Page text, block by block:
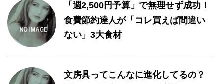
「週2,500円予算」で無理せず成功！
食費節約達人が「コレ買えば間違い
ない」3大食材
文房具ってこんなに進化してるの？